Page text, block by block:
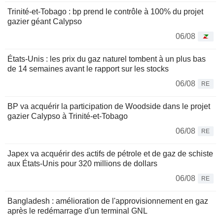
Trinité-et-Tobago : bp prend le contrôle à 100% du projet
gazier géant Calypso
06/08
États-Unis : les prix du gaz naturel tombent à un plus bas
de 14 semaines avant le rapport sur les stocks
06/08
RE
BP va acquérir la participation de Woodside dans le projet
gazier Calypso à Trinité-et-Tobago
06/08
RE
Japex va acquérir des actifs de pétrole et de gaz de schiste
aux États-Unis pour 320 millions de dollars
06/08
RE
Bangladesh : amélioration de l'approvisionnement en gaz
après le redémarrage d'un terminal GNL